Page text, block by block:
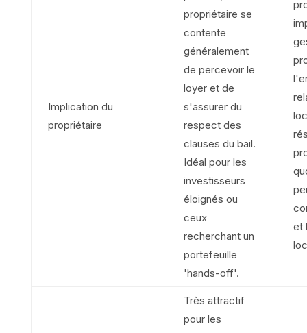
Implication du
propriétaire
propriétaire se
contente
généralement
de percevoir le
loyer et de
s'assurer du
respect des
clauses du bail.
Idéal pour les
investisseurs
éloignés ou
ceux
recherchant un
portefeuille
'hands-off'.
et
Très attractif
pour les